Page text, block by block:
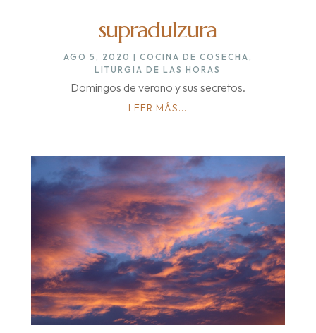
supradulzura
AGO 5, 2020 | COCINA DE COSECHA
LITURGIA DE LAS HORAS
Domingos de verano y sus secretos.
LEER MÁS...